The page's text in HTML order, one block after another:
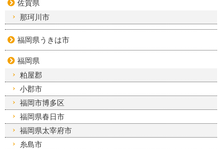
佐賀県
那珂川市
福岡県うきは市
福岡県
粕屋郡
小郡市
福岡市博多区
福岡県春日市
福岡県太宰府市
糸島市